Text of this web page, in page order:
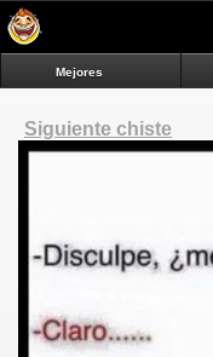
Mejores
Siguiente chiste